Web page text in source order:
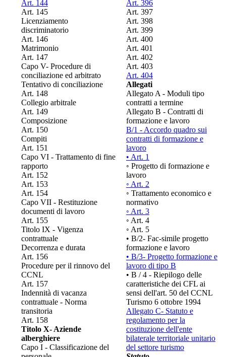
Art. 144
Art. 145
Licenziamento
discriminatorio
Art. 146
Matrimonio
Art. 147
Capo V- Procedure di
conciliazione ed arbitrato
Tentativo di conciliazione
Art. 148
Collegio arbitrale
Art. 149
Composizione
Art. 150
Compiti
Art. 151
Capo VI - Trattamento di fine
rapporto
Art. 152
Art. 153
Art. 154
Capo VII - Restituzione
documenti di lavoro
Art. 155
Titolo IX - Vigenza
contrattuale
Decorrenza e durata
Art. 156
Procedure per il rinnovo del
CCNL
Art. 157
Indennità di vacanza
contrattuale - Norma
transitoria
Art. 158
Titolo X- Aziende
alberghiere
Capo I - Classificazione del
Art. 396
Art. 397
Art. 398
Art. 399
Art. 400
Art. 401
Art. 402
Art. 403
Art. 404
Allegati
Allegato A - Moduli tipo
contratti a termine
Allegato B - Contratti di
formazione e lavoro
B/1 - Accordo quadro sui
contratti di formazione e
lavoro
• Art. 1
◦ Progetto di formazione e
lavoro
◦ Art. 2
◦ Trattamento economico e
normativo
◦ Art. 3
◦ Art. 4
◦ Art. 5
• B/2- Fac-simile progetto
formazione e lavoro
• B/3- Progetto formazione e
lavoro di tipo B
• B / 4 - Riepilogo delle
caratteristiche dei CFL ai
sensi dell'art. 50 del CCNL
Turismo 6 ottobre 1994
Allegato C- Statuto e
regolamento per la
costituzione dell'ente
bilaterale territoriale unitario
del settore turismo